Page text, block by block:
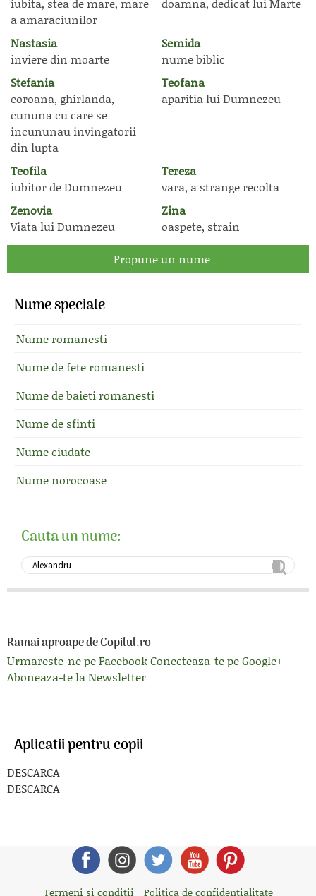
a amaraciunilor
Nastasia
inviere din moarte
Semida
nume biblic
Stefania
coroana, ghirlanda,
cununa cu care se
incununau invingatorii
din lupta
Teofana
aparitia lui Dumnezeu
Teofila
iubitor de Dumnezeu
Tereza
vara, a strange recolta
Zenovia
Viata lui Dumnezeu
Zina
oaspete, strain
Propune un nume
Nume speciale
Nume romanesti
Nume de fete romanesti
Nume de baieti romanesti
Nume de sfinti
Nume ciudate
Nume norocoase
Cauta un nume:
Ramai aproape de Copilul.ro
Urmareste-ne pe FacebookConecteaza-te pe Google+
Aboneaza-te la Newsletter
Aplicatii pentru copii
DESCARCA
DESCARCA
Termeni si conditii Politica de confidentialitate